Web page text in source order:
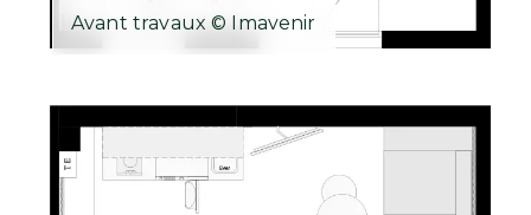
Avant travaux © Imavenir